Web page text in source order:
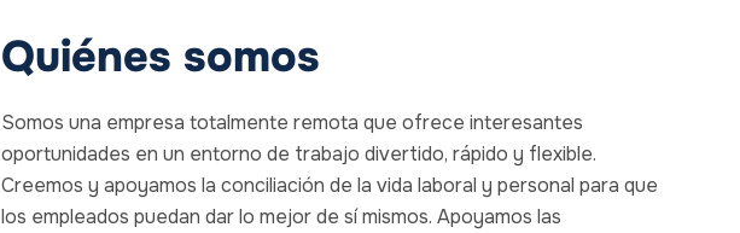
Quiénes somos
Somos una empresa totalmente remota que ofrece interesantes
oportunidades en un entorno de trabajo divertido, rápido y flexible.
Creemos y apoyamos la conciliación de la vida laboral y personal para que
los empleados puedan dar lo mejor de sí mismos. Apoyamos las